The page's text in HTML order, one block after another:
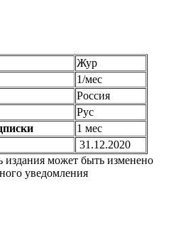
Жур
1/мес
Россия
Рус
1 мес
31.12.2020
может быть изменено
уведомления